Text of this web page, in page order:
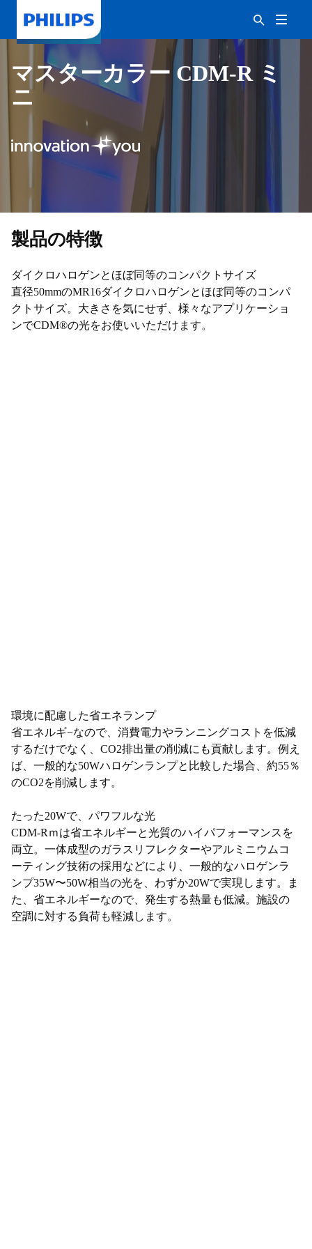
マスターカラー CDM-R ミ
ニ
製品の特徴
ダイクロハロゲンとほぼ同等のコンパクトサイズ
直径50mmのMR16ダイクロハロゲンとほぼ同等のコンパ
クトサイズ。大きさを気にせず、様々なアプリケーショ
ンでCDM®の光をお使いいただけます。
環境に配慮した省エネランプ
省エネルギ−なので、消費電力やランニングコストを低減
するだけでなく、CO2排出量の削減にも貢献します。例え
ば、一般的な50Wハロゲンランプと比較した場合、約55％
のCO2を削減します。
たった20Wで、パワフルな光
CDM-Rｍは省エネルギーと光質のハイパフォーマンスを
両立。一体成型のガラスリフレクターやアルミニウムコ
ーティング技術の採用などにより、一般的なハロゲンラ
ンプ35W〜50W相当の光を、わずか20Wで実現します。ま
た、省エネルギーなので、発生する熱量も低減。施設の
空調に対する負荷も軽減します。